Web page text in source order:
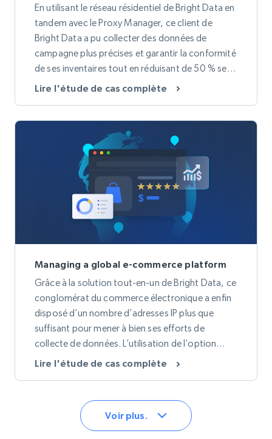
En utilisant le réseau résidentiel de Bright Data en
tandem avec le Proxy Manager, ce client de
Bright Data a pu collecter des données de
campagne plus précises et garantir la conformité
de ses inventaires tout en réduisant de 50 % ses
dépenses en proxys.
Lire l'étude de cas complète
Managing a global e-commerce platform
Grâce à la solution tout-en-un de Bright Data, ce
conglomérat du commerce électronique a enfin
disposé d’un nombre d’adresses IP plus que
suffisant pour mener à bien ses efforts de
collecte de données. L’utilisation de l’option
Waterfall et du préréglage « achats en ligne »
passante globale.
Lire l'étude de cas complète
Voir plus.